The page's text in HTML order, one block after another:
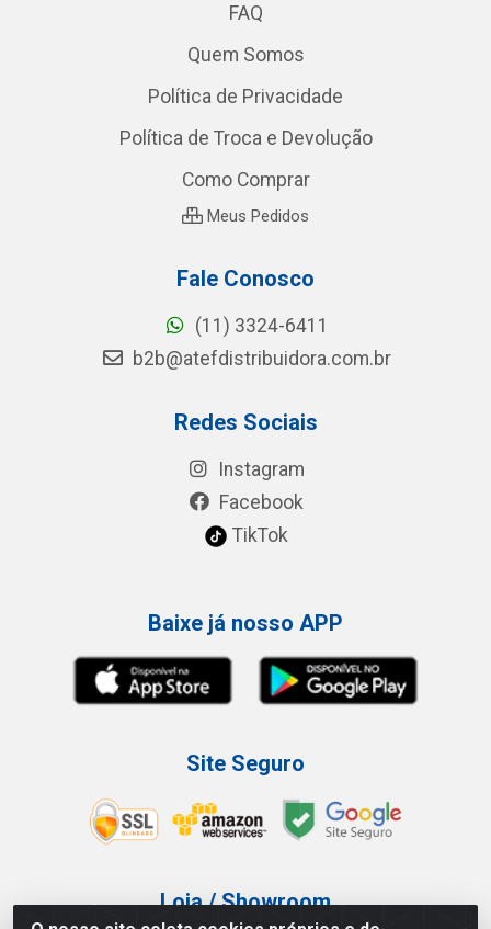
FAQ
Quem Somos
Política de Privacidade
Política de Troca e Devolução
Como Comprar
Meus Pedidos
Fale Conosco
(11) 3324-6411
b2b@atefdistribuidora.com.br
Redes Sociais
Instagram
Facebook
TikTok
Baixe já nosso APP
Site Seguro
Loja / Showroom